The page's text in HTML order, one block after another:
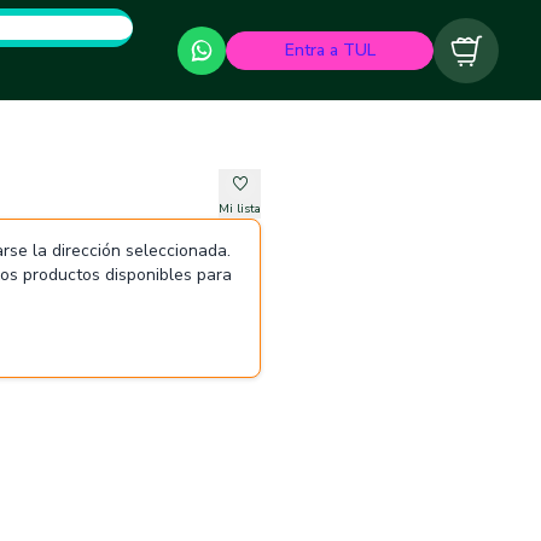
Entra a TUL Carrito
Mi lista
la dirección seleccionada.
productos disponibles para